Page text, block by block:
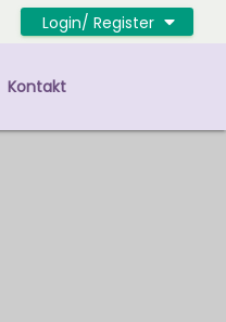
Login/ Register
Kontakt